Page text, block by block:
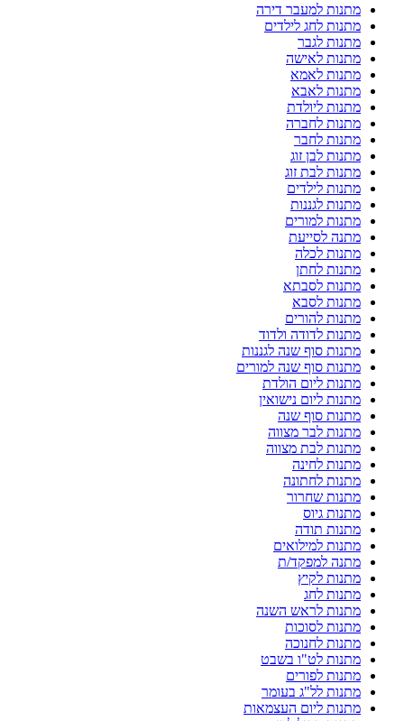
מתנות למעבר דירה
מתנות לחג לילדים
מתנות לגבר
מתנות לאישה
מתנות לאמא
מתנות לאבא
מתנות ליולדת
מתנות לחברה
מתנות לחבר
מתנות לבן זוג
מתנות לבת זוג
מתנות לילדים
מתנות לגננות
מתנות למורים
מתנה לסייעת
מתנות לכלה
מתנות לחתן
מתנות לסבתא
מתנות לסבא
מתנות להורים
מתנות לדודה ולדוד
מתנות סוף שנה לגננות
מתנות סוף שנה למורים
מתנות ליום הולדת
מתנות ליום נישואין
מתנות סוף שנה
מתנות לבר מצווה
מתנות לבת מצווה
מתנות לחינה
מתנות לחתונה
מתנות שחרור
מתנות גיוס
מתנות תודה
מתנות למילואים
מתנה למפקד/ת
מתנות לקיץ
מתנות לחג
מתנות לראש השנה
מתנות לסוכות
מתנות לחנוכה
מתנות לט"ו בשבט
מתנות לפורים
מתנות לל"ג בעומר
מתנות ליום העצמאות